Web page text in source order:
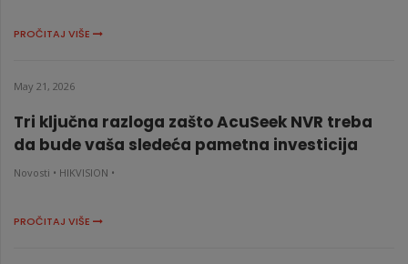
PROČITAJ VIŠE
May 21, 2026
Tri ključna razloga zašto AcuSeek NVR treba
da bude vaša sledeća pametna investicija
Novosti • HIKVISION •
PROČITAJ VIŠE